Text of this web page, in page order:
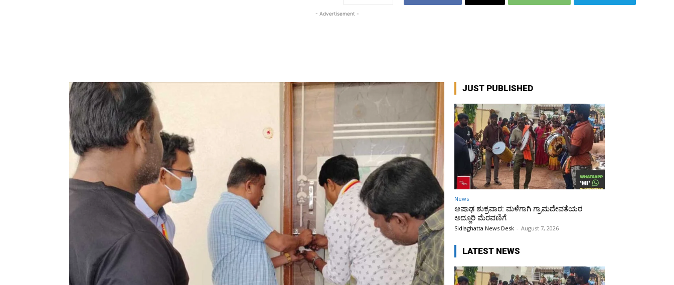
- Advertisement -
JUST PUBLISHED
News
ಆಷಾಢ ಶುಕ್ರವಾರ: ಮಳೆಗಾಗಿ ಗ್ರಾಮದೇವತೆಯರ
ಅದ್ದೂರಿ ಮೆರವಣಿಗೆ
Sidlaghatta News Desk - August 7, 2026
LATEST NEWS